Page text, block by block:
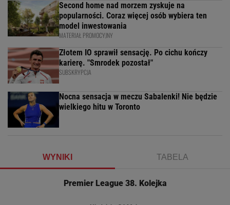
Second home nad morzem zyskuje na
popularności. Coraz więcej osób wybiera ten
model inwestowania
MATERIAŁ PROMOCYJNY
Złotem IO sprawił sensację. Po cichu kończy
karierę. "Smrodek pozostał"
SUBSKRYPCJA
Nocna sensacja w meczu Sabalenki! Nie będzie
wielkiego hitu w Toronto
WYNIKI TABELA
Premier League 38. Kolejka